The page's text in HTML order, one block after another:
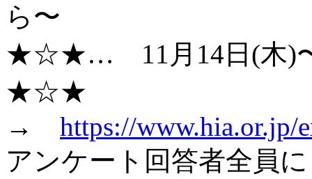
ら〜
★☆★… 11月14日(木)〜
★☆★
→ https://www.hia.or.jp/
アンケート回答者全員